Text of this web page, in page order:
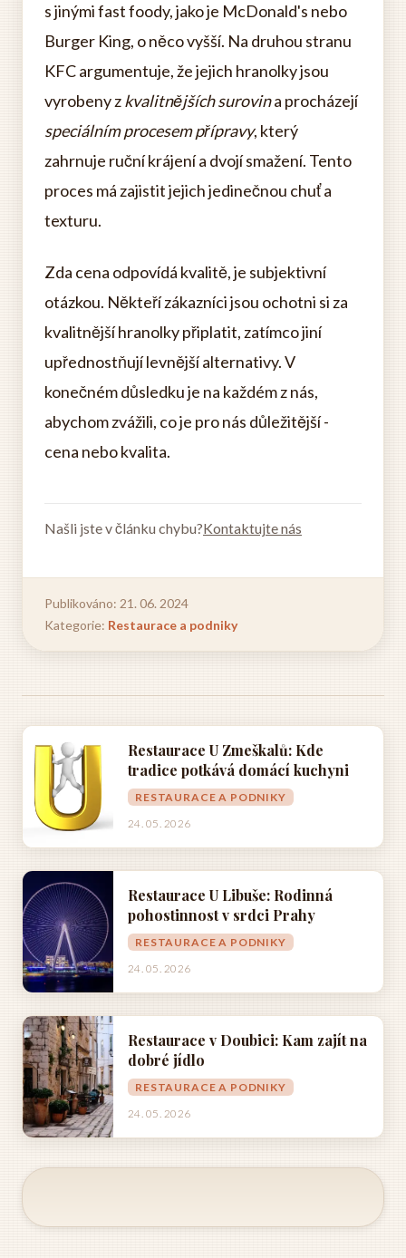
s jinými fast foody, jako je McDonald's nebo
Burger King, o něco vyšší. Na druhou stranu
KFC argumentuje, že jejich hranolky jsou
vyrobeny zkvalitnějších surovina procházejí
speciálním procesem přípravy, který
zahrnuje ruční krájení a dvojí smažení. Tento
proces má zajistit jejich jedinečnou chuť a
texturu.
Zda cena odpovídá kvalitě, je subjektivní
otázkou. Někteří zákazníci jsou ochotni si za
kvalitnější hranolky připlatit, zatímco jiní
upřednostňují levnější alternativy. V
konečném důsledku je na každém z nás,
abychom zvážili, co je pro nás důležitější -
cena nebo kvalita.
Našli jste v článku chybu?Kontaktujte nás
Publikováno: 21. 06. 2024
Kategorie: Restaurace a podniky
Restaurace U Zmeškalů: Kde
tradice potkává domácí kuchyni
RESTAURACE A PODNIKY
24. 05. 2026
Restaurace U Libuše: Rodinná
pohostinnost v srdci Prahy
RESTAURACE A PODNIKY
24. 05. 2026
Restaurace v Doubici: Kam zajít na
dobré jídlo
RESTAURACE A PODNIKY
24. 05. 2026